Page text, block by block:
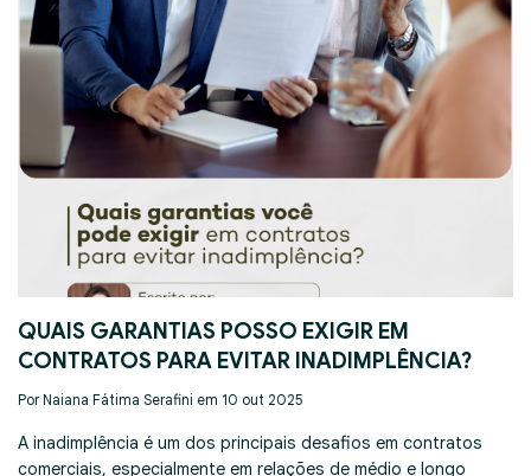
QUAIS GARANTIAS POSSO EXIGIR EM
CONTRATOS PARA EVITAR INADIMPLÊNCIA?
Por Naiana Fátima Serafini em 10 out 2025
A inadimplência é um dos principais desafios em contratos
comerciais, especialmente em relações de médio e longo